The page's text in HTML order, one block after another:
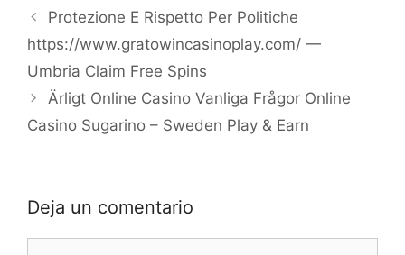
Protezione E Rispetto Per Politiche
https://www.gratowincasinoplay.com/ —
Umbria Claim Free Spins
Ärligt Online Casino Vanliga Frågor Online
Casino Sugarino – Sweden Play & Earn
Deja un comentario